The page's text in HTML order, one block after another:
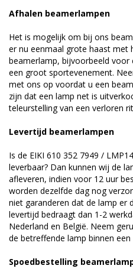
Afhalen beamerlampen
Het is mogelijk om bij ons
er nu eenmaal grote haast met
beamerlamp, bijvoorbeeld
een groot sportevenement.
met ons op voordat u een
zijn dat een lamp net is
teleurstelling van een verloren
Levertijd beamerlampen
Is de EIKI 610 352 7949 /
leverbaar? Dan kunnen wij de
afleveren, indien voor 12 uur
worden dezelfde dag nog
niet garanderen dat de lamp er
levertijd bedraagt dan 1-2
Nederland en België. Neem
de betreffende lamp binnen een
Spoedbestelling